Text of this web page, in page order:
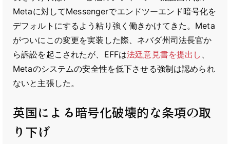
Metaに対してMessengerでエンドツーエンド暗号化を
デフォルトにするよう粘り強く働きかけてきた。Meta
がついにこの変更を実装した際、ネバダ州司法長官か
ら訴訟を起こされたが、EFFは法廷意見書を提出し 、
Metaのシステムの安全性を低下させる強制は認められ
ないと主張した。
英国による暗号化破壊的な条項の取
り下げ